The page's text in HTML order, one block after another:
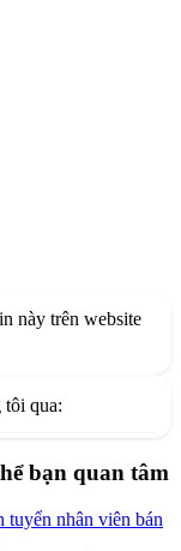
này trên website
qua:
bạn quan tâm